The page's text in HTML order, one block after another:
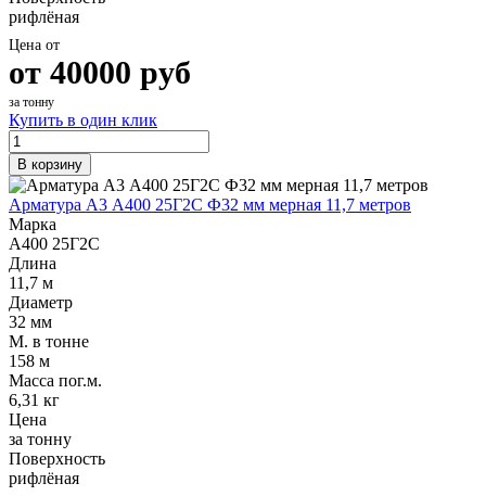
рифлёная
Цена от
от 40000 руб
за тонну
Купить в один клик
В корзину
Арматура А3 А400 25Г2С Ф32 мм мерная 11,7 метров
Марка
А400 25Г2С
Длина
11,7 м
Диаметр
32 мм
М. в тонне
158 м
Масса пог.м.
6,31 кг
Цена
за тонну
Поверхность
рифлёная